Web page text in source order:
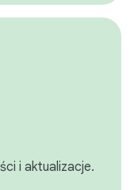
i aktualizacje.